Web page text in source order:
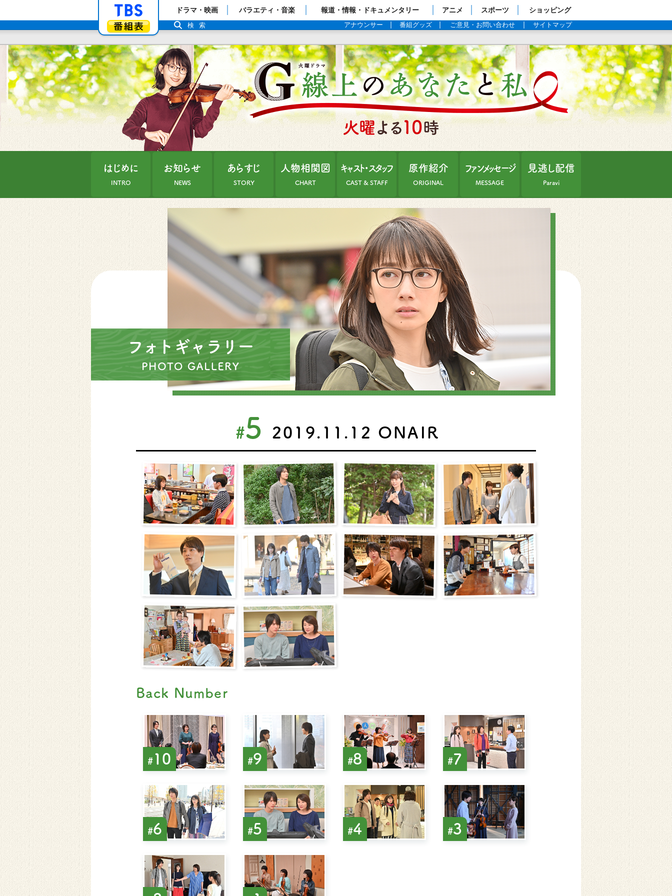
「TBSテレビ」トップページ
番組表
ドラマ・映画 バラエティ・音楽 報道・情報・ドキュメンタリー アニメ スポーツ ショッピング
アナウンサー 番組グッズ ご意見・お問い合わせ サイトマップ
検索
G線上の
はじめに
INTRO
お知らせ
NEWS
あらすじ
STORY
人物相関図
CHART
キャスト・スタッフ
CAST & STAFF
原作紹介
ORIGINAL
ファンメッセージ
MESSAGE
見逃し配信
Paravi
#5 2019.11.12 ONAIR
Back Number
# 10 #9 #8 #7
#6 #5 #4 #3